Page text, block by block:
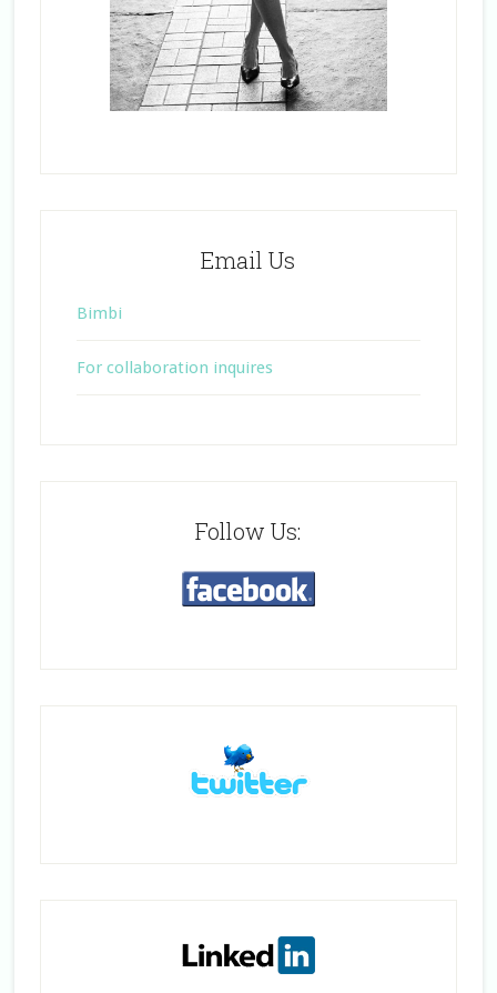
Email Us
Bimbi
For collaboration inquires
Follow Us: